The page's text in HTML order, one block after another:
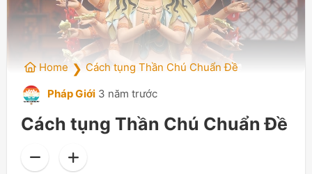
Home ❯ Cách tụng Thần Chú Chuẩn Đề
Pháp Giới 3 năm trước
Cách tụng Thần Chú Chuẩn Đề